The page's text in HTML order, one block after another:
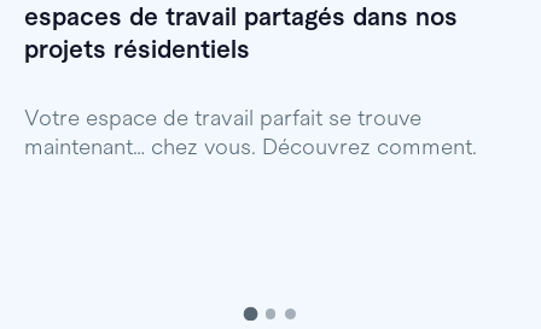
espaces de travail partagés dans nos
projets résidentiels
Votre espace de travail parfait se trouve
maintenant… chez vous. Découvrez comment.